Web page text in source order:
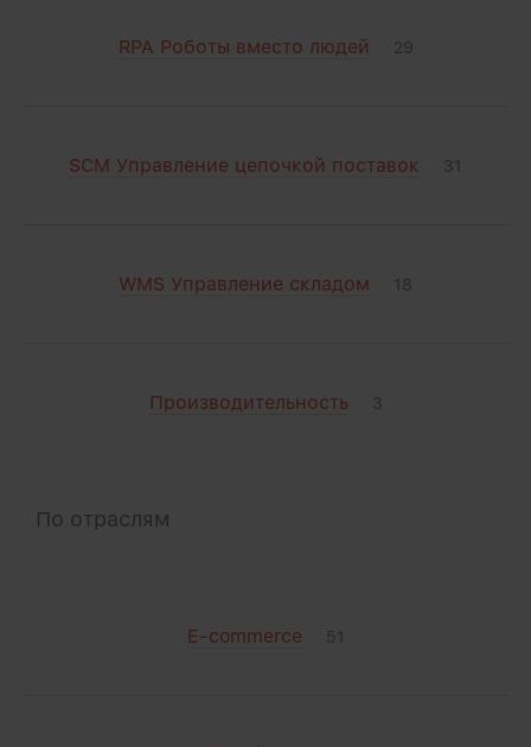
RPA Роботы вместо людей 29
SCM Управление цепочкой поставок 31
WMS Управление складом 18
Производительность 3
По отраслям
E-commerce 51